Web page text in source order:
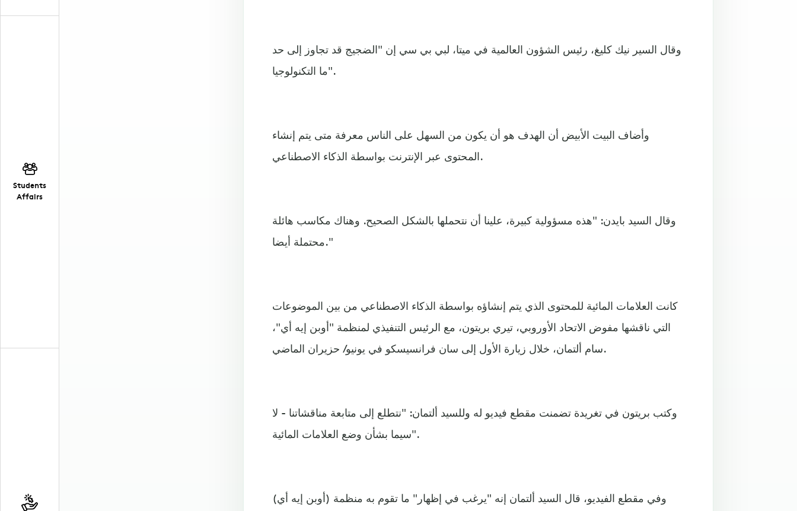
Students
Affairs
وقال السير نيك كليغ، رئيس الشؤون العالمية في ميتا، لبي بي سي إن "الضجيج قد تجاوز إلى حد
ما التكنولوجيا".
وأضاف البيت الأبيض أن الهدف هو أن يكون من السهل على الناس معرفة متى يتم إنشاء
المحتوى عبر الإنترنت بواسطة الذكاء الاصطناعي.
وقال السيد بايدن: "هذه مسؤولية كبيرة، علينا أن نتحملها بالشكل الصحيح. وهناك مكاسب هائلة
محتملة أيضا."
كانت العلامات المائية للمحتوى الذي يتم إنشاؤه بواسطة الذكاء الاصطناعي من بين الموضوعات
التي ناقشها مفوض الاتحاد الأوروبي، تيري بريتون، مع الرئيس التنفيذي لمنظمة "أوبن إيه أي"،
سام ألتمان، خلال زيارة الأول إلى سان فرانسيسكو في يونيو/ حزيران الماضي.
وكتب بريتون في تغريدة تضمنت مقطع فيديو له وللسيد ألتمان: "نتطلع إلى متابعة مناقشاتنا - لا
سيما بشأن وضع العلامات المائية".
وفي مقطع الفيديو، قال السيد ألتمان إنه "يرغب في إظهار" ما تقوم به منظمة (أوبن إيه أي)